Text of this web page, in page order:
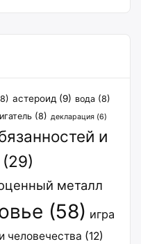
астероид (9) вода (8)
(8) декларация (6)
и
(29)
металл
(58) игра
человечества (12)